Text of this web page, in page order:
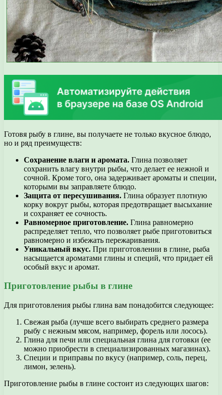
Готовя рыбу в глине, вы получаете не только вкусное блюдо,
но и ряд преимуществ:
Сохранение влаги и аромата. Глина позволяет
сохранить влагу внутри рыбы, что делает ее нежной и
сочной. Кроме того, она задерживает ароматы и специи,
которыми вы заправляете блюдо.
Защита от пересушивания. Глина образует плотную
корку вокруг рыбы, которая предотвращает высыхание
и сохраняет ее сочность.
Равномерное приготовление. Глина равномерно
распределяет тепло, что позволяет рыбе приготовиться
равномерно и избежать пережаривания.
Уникальный вкус. При приготовлении в глине, рыба
насыщается ароматами глины и специй, что придает ей
особый вкус и аромат.
Приготовление рыбы в глине
Для приготовления рыбы глина вам понадобится следующее:
Свежая рыба (лучше всего выбирать среднего размера
рыбу с нежным мясом, например, форель или лосось).
Глина для печи или специальная глина для готовки (ее
можно приобрести в специализированных магазинах).
Специи и приправы по вкусу (например, соль, перец,
лимон, зелень).
Приготовление рыбы в глине состоит из следующих шагов: